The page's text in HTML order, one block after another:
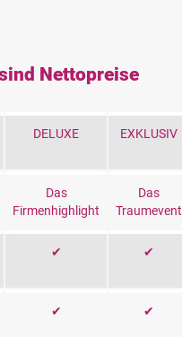
Nettopreise
DELUXE EXKLUSIV
Das
Firmenhighlight
Das
Traumevent
✔ ✔
✔ ✔